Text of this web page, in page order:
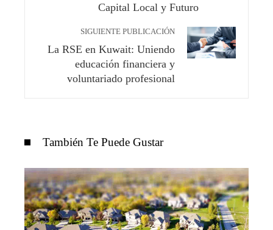
Capital Local y Futuro
SIGUIENTE PUBLICACIÓN
La RSE en Kuwait: Uniendo
educación financiera y
voluntariado profesional
También Te Puede Gustar